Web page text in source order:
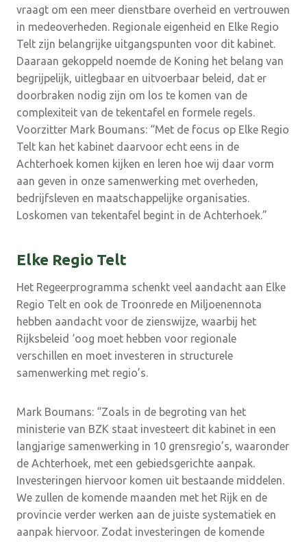
vraagt om een meer dienstbare overheid en vertrouwen
in medeoverheden. Regionale eigenheid en Elke Regio
Telt zijn belangrijke uitgangspunten voor dit kabinet.
Daaraan gekoppeld noemde de Koning het belang van
begrijpelijk, uitlegbaar en uitvoerbaar beleid, dat er
doorbraken nodig zijn om los te komen van de
complexiteit van de tekentafel en formele regels.
Voorzitter Mark Boumans: “Met de focus op Elke Regio
Telt kan het kabinet daarvoor echt eens in de
Achterhoek komen kijken en leren hoe wij daar vorm
aan geven in onze samenwerking met overheden,
bedrijfsleven en maatschappelijke organisaties.
Loskomen van tekentafel begint in de Achterhoek.”
Elke Regio Telt
Het Regeerprogramma schenkt veel aandacht aan Elke
Regio Telt en ook de Troonrede en Miljoenennota
hebben aandacht voor de zienswijze, waarbij het
Rijksbeleid ‘oog moet hebben voor regionale
verschillen en moet investeren in structurele
samenwerking met regio’s.
Mark Boumans: “Zoals in de begroting van het
ministerie van BZK staat investeert dit kabinet in een
langjarige samenwerking in 10 grensregio’s, waaronder
de Achterhoek, met een gebiedsgerichte aanpak.
Investeringen hiervoor komen uit bestaande middelen.
We zullen de komende maanden met het Rijk en de
provincie verder werken aan de juiste systematiek en
aanpak hiervoor. Zodat investeringen de komende